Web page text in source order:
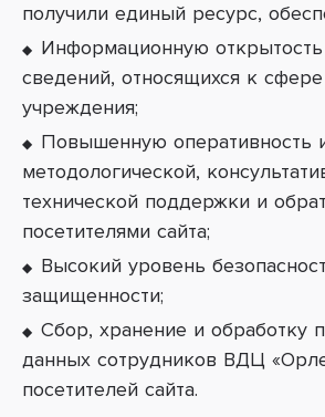
получили единый ресурс,
Информационную открытость
сведений, относящихся к
учреждения;
Повышенную оперативность
методологической,
технической поддержки и
посетителями сайта;
Высокий уровень
защищенности;
Сбор, хранение и обработку
данных сотрудников ВДЦ
посетителей сайта.